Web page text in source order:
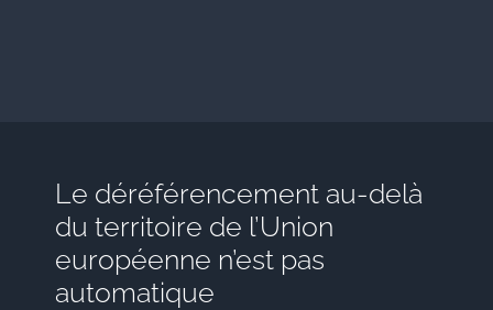
Le déréférencement au-delà
du territoire de l’Union
européenne n’est pas
automatique